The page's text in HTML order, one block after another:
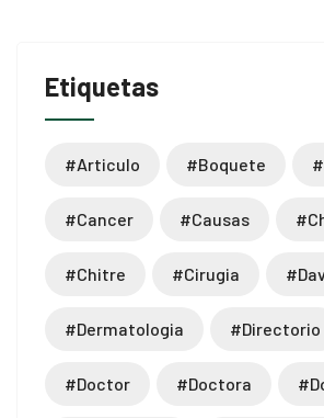
Etiquetas
#articulo #boquete
#cancer #causas
#chitre #cirugia
#dermatologia #directorio
#doctor #doctora